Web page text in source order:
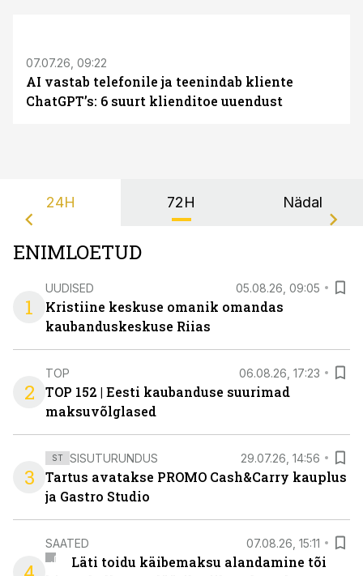
07.07.26, 09:22
AI vastab telefonile ja teenindab kliente
ChatGPT’s: 6 suurt klienditoe uuendust
24H 72H Nädal
ENIMLOETUD
1
UUDISED 05.08.26, 09:05
Kristiine keskuse omanik omandas
kaubanduskeskuse Riias
2
TOP 06.08.26, 17:23
TOP 152 | Eesti kaubanduse suurimad
maksuvõlglased
3
ST SISUTURUNDUS 29.07.26, 14:56
Tartus avatakse PROMO Cash&Carry kauplus
ja Gastro Studio
SAATED 07.08.26, 15:11
Läti toidu käibemaksu alandamine tõi